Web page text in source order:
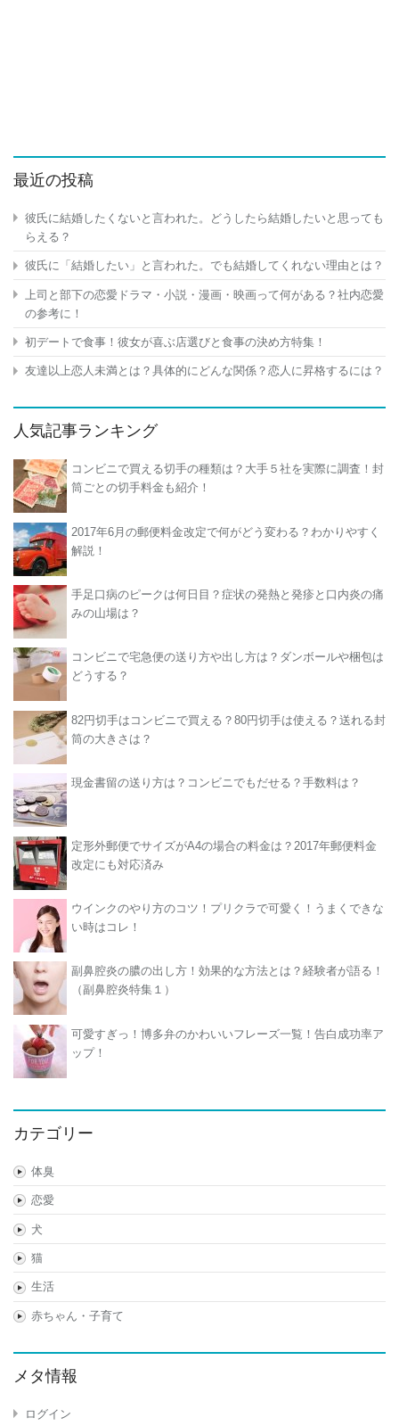
最近の投稿
彼氏に結婚したくないと言われた。どうしたら結婚したいと思っても
らえる？
彼氏に「結婚したい」と言われた。でも結婚してくれない理由とは？
上司と部下の恋愛ドラマ・小説・漫画・映画って何がある？社内恋愛
の参考に！
初デートで食事！彼女が喜ぶ店選びと食事の決め方特集！
友達以上恋人未満とは？具体的にどんな関係？恋人に昇格するには？
人気記事ランキング
コンビニで買える切手の種類は？大手５社を実際に調査！封
筒ごとの切手料金も紹介！
2017年6月の郵便料金改定で何がどう変わる？わかりやすく
解説！
手足口病のピークは何日目？症状の発熱と発疹と口内炎の痛
みの山場は？
コンビニで宅急便の送り方や出し方は？ダンボールや梱包は
どうする？
82円切手はコンビニで買える？80円切手は使える？送れる封
筒の大きさは？
現金書留の送り方は？コンビニでもだせる？手数料は？
定形外郵便でサイズがA4の場合の料金は？2017年郵便料金
改定にも対応済み
ウインクのやり方のコツ！プリクラで可愛く！うまくできな
い時はコレ！
副鼻腔炎の膿の出し方！効果的な方法とは？経験者が語る！
（副鼻腔炎特集１）
可愛すぎっ！博多弁のかわいいフレーズ一覧！告白成功率ア
ップ！
カテゴリー
体臭
恋愛
犬
猫
生活
赤ちゃん・子育て
メタ情報
ログイン